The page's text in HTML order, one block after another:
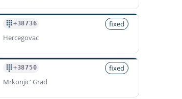
+38736
fixed
Hercegovac
+38750
fixed
Mrkonjic' Grad